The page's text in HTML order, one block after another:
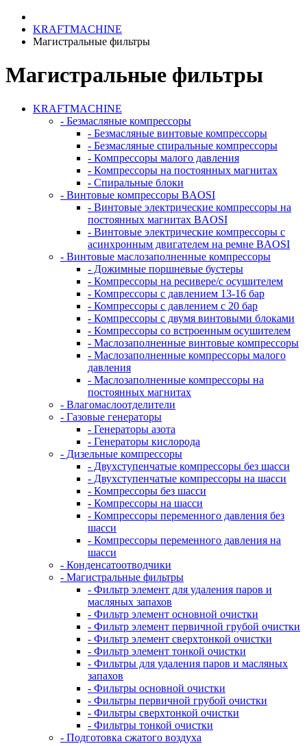
KRAFTMACHINE
Магистральные фильтры
Магистральные фильтры
KRAFTMACHINE
- Безмасляные компрессоры
- Безмасляные винтовые компрессоры
- Безмасляные спиральные компрессоры
- Компрессоры малого давления
- Компрессоры на постоянных магнитах
- Спиральные блоки
- Винтовые компрессоры BAOSI
- Винтовые электрические компрессоры на
постоянных магнитах BAOSI
- Винтовые электрические компрессоры с
асинхронным двигателем на ремне BAOSI
- Винтовые маслозаполненные компрессоры
- Дожимные поршневые бустеры
- Компрессоры на ресивере/с осушителем
- Компрессоры с давлением 13-16 бар
- Компрессоры с давлением с 20 бар
- Компрессоры с двумя винтовыми блоками
- Компрессоры со встроенным осушителем
- Маслозаполненные винтовые компрессоры
- Маслозаполненные компрессоры малого
давления
- Маслозаполненные компрессоры на
постоянных магнитах
- Влагомаслоотделители
- Газовые генераторы
- Генераторы азота
- Генераторы кислорода
- Дизельные компрессоры
- Двухступенчатые компрессоры без шасси
- Двухступенчатые компрессоры на шасси
- Компрессоры без шасси
- Компрессоры на шасси
- Компрессоры переменного давления без
шасси
- Компрессоры переменного давления на
шасси
- Конденсатоотводчики
- Магистральные фильтры
- Фильтр элемент для удаления паров и
масляных запахов
- Фильтр элемент основной очистки
- Фильтр элемент первичной грубой очистки
- Фильтр элемент сверхтонкой очистки
- Фильтр элемент тонкой очистки
- Фильтры для удаления паров и масляных
запахов
- Фильтры основной очистки
- Фильтры первичной грубой очистки
- Фильтры сверхтонкой очистки
- Фильтры тонкой очистки
- Подготовка сжатого воздуха